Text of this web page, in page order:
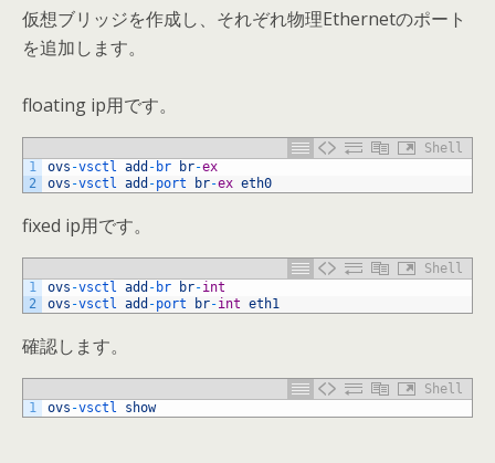
仮想ブリッジを作成し、それぞれ物理Ethernetのポート
を追加します。
floating ip用です。
Shell
1
2
ovs -vsctl add - br br-ex
ovs -vsctl add -port br-ex eth0
fixed ip用です。
Shell
1
2
ovs -vsctl add - br br-int
ovs -vsctl add -port br-int eth1
確認します。
Shell
1
ovs -vsctl show